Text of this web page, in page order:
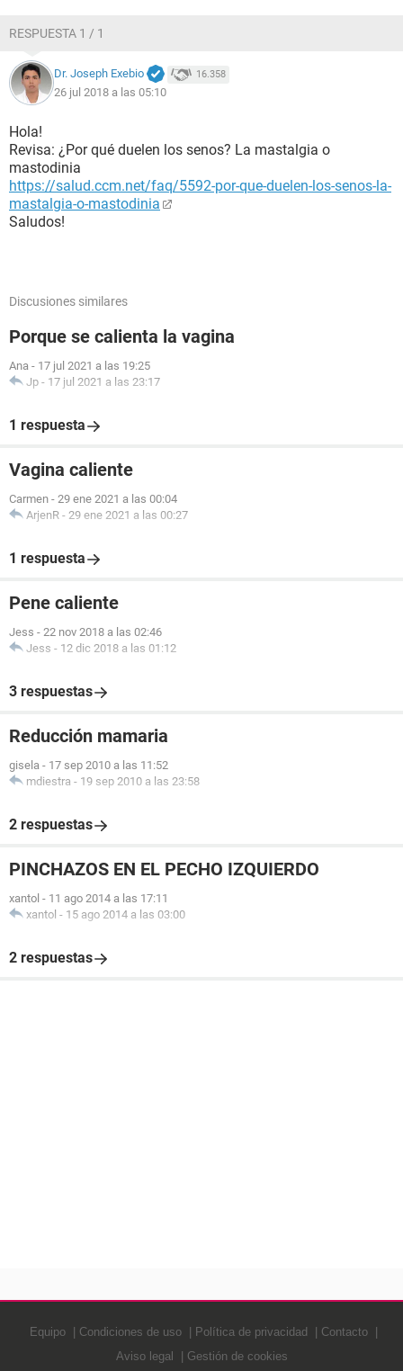
RESPUESTA 1 / 1
Dr. Joseph Exebio 16.358
26 jul 2018 a las 05:10
Hola!
Revisa: ¿Por qué duelen los senos? La mastalgia o
mastodinia
https://salud.ccm.net/faq/5592-por-que-duelen-los-senos-la-
mastalgia-o-mastodinia
Saludos!
Discusiones similares
Porque se calienta la vagina
Ana - 17 jul 2021 a las 19:25
Jp - 17 jul 2021 a las 23:17
1 respuesta
Vagina caliente
Carmen - 29 ene 2021 a las 00:04
ArjenR - 29 ene 2021 a las 00:27
1 respuesta
Pene caliente
Jess - 22 nov 2018 a las 02:46
Jess - 12 dic 2018 a las 01:12
3 respuestas
Reducción mamaria
gisela - 17 sep 2010 a las 11:52
mdiestra - 19 sep 2010 a las 23:58
2 respuestas
PINCHAZOS EN EL PECHO IZQUIERDO
xantol - 11 ago 2014 a las 17:11
xantol - 15 ago 2014 a las 03:00
2 respuestas
Equipo Condiciones de uso Política de privacidad
Contacto
Aviso legal
Gestión de cookies